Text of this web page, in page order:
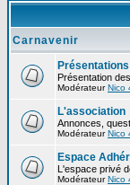
Carnavenir
Présentation
ModérateurNico
L'association
Annonces,
ModérateurNico
Espace
L'espace privé
ModérateurNico